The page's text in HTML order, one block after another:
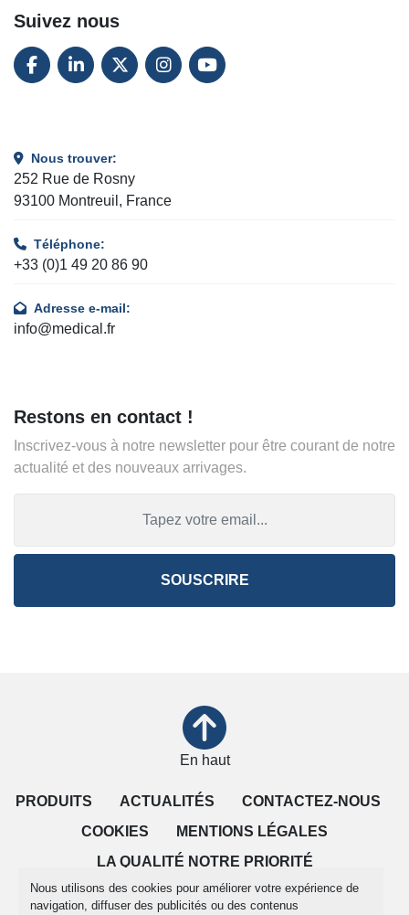
Nous utilisons des cookies pour améliorer votre expérience de
navigation, diffuser des publicités ou des contenus
Suivez nous
FACEBOOK
LINKEDINTWITTERINSTAGRAM
YOUTUBE
Nous trouver:
252 Rue de Rosny
93100 Montreuil, France
Téléphone:
+33 (0)1 49 20 86 90
Adresse e-mail:
info@medical.fr
Restons en contact !
Inscrivez-vous à notre newsletter pour être courant de notre
actualité et des nouveaux arrivages.
SOUSCRIRE
PRODUITS ACTUALITÉS
CONTACTEZ-NOUS
COOKIES
MENTIONS LÉGALES
LA QUALITÉ NOTRE PRIORITÉ
CONDITIONS DE VENTE
En haut